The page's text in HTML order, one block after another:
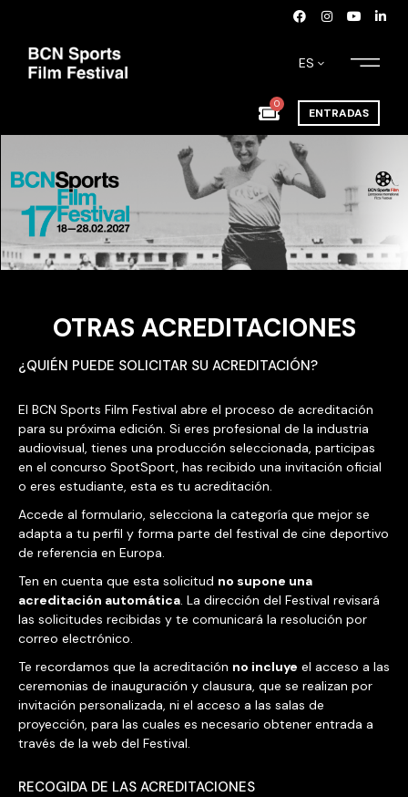
ES
0
ENTRADAS
OTRAS ACREDITACIONES
¿QUIÉN PUEDE SOLICITAR SU ACREDITACIÓN?
El BCN Sports Film Festival abre el proceso de acreditación
para su próxima edición. Si eres profesional de la industria
audiovisual, tienes una producción seleccionada, participas
en el concurso SpotSport, has recibido una invitación oficial
o eres estudiante, esta es tu acreditación.
Accede al formulario, selecciona la categoría que mejor se
adapta a tu perfil y forma parte del festival de cine deportivo
de referencia en Europa.
Ten en cuenta que esta solicitud no supone una
acreditación automática. La dirección del Festival revisará
las solicitudes recibidas y te comunicará la resolución por
correo electrónico.
Te recordamos que la acreditación no incluye el acceso a las
ceremonias de inauguración y clausura, que se realizan por
invitación personalizada, ni el acceso a las salas de
proyección, para las cuales es necesario obtener entrada a
través de la web del Festival.
RECOGIDA DE LAS ACREDITACIONES